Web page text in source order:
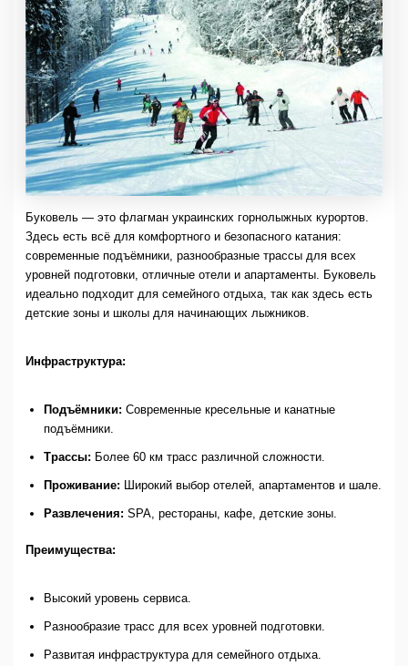
Буковель — это флагман украинских горнолыжных курортов.
Здесь есть всё для комфортного и безопасного катания:
современные подъёмники, разнообразные трассы для всех
уровней подготовки, отличные отели и апартаменты. Буковель
идеально подходит для семейного отдыха, так как здесь есть
детские зоны и школы для начинающих лыжников.
Инфраструктура:
Подъёмники: Современные кресельные и канатные
подъёмники.
Трассы: Более 60 км трасс различной сложности.
Проживание: Широкий выбор отелей, апартаментов и шале.
Развлечения: SPA, рестораны, кафе, детские зоны.
Преимущества:
Высокий уровень сервиса.
Разнообразие трасс для всех уровней подготовки.
Развитая инфраструктура для семейного отдыха.